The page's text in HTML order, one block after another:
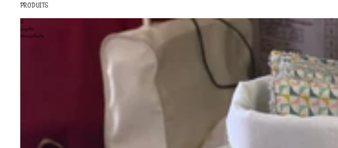
PRODUITS
12
Lingettes
démaquillantes